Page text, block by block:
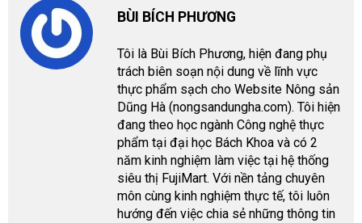
BÙI BÍCH PHƯƠNG
Tôi là Bùi Bích Phương, hiện đang phụ
trách biên soạn nội dung về lĩnh vực
thực phẩm sạch cho Website Nông sản
Dũng Hà (nongsandungha.com). Tôi hiện
đang theo học ngành Công nghệ thực
phẩm tại đại học Bách Khoa và có 2
năm kinh nghiệm làm việc tại hệ thống
siêu thị FujiMart. Với nền tảng chuyên
môn cùng kinh nghiệm thực tế, tôi luôn
hướng đến việc chia sẻ những thông tin